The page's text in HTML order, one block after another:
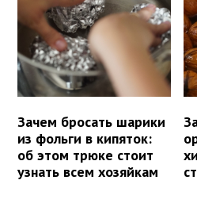
Зачем бросать шарики
из фольги в кипяток:
об этом трюке стоит
узнать всем хозяйкам